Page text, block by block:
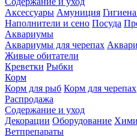
Аксессуары Амуниция
Наполнители и сено Посуда
Аквариумы
Аквариумы для черепах
Живые обитатели
Креветки Рыбки
Корм
Корм для рыб Корм для черепах
Распродажа
Содержание и уход
Декорации Оборудование
Ветпрепараты